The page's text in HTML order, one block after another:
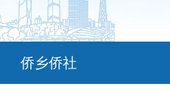
侨乡侨社